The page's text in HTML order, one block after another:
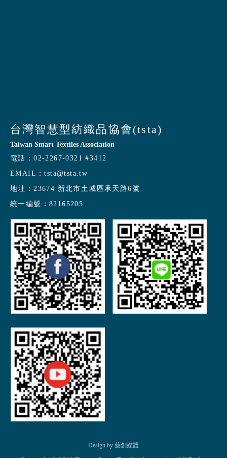
台灣智慧型紡織品協會(tsta)
Taiwan Smart Textiles Association
電話：02-2267-0321 #3412
EMAIL：tsta@tsta.tw
地址：23674 新北市土城區承天路6號
統一編號： 82165205
Design by 藝創媒體